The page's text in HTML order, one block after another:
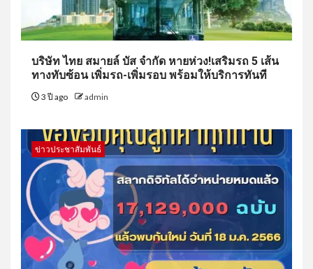
บริษัท ไทย สมายล์ บัส จำกัด หายห่วง!เสริมรถ 5 เส้น
ทางทับซ้อน เพิ่มรถ-เพิ่มรอบ พร้อมให้บริการทันที
3 ปี ago admin
ข่าวประชาสัมพันธ์